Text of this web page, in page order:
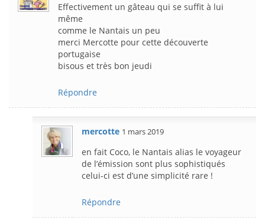
Effectivement un gâteau qui se suffit à lui
même
comme le Nantais un peu
merci Mercotte pour cette découverte
portugaise
bisous et très bon jeudi
Répondre
mercotte 1 mars 2019
en fait Coco, le Nantais alias le voyageur
de l’émission sont plus sophistiqués
celui-ci est d’une simplicité rare !
Répondre